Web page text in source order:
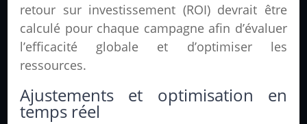
retour sur investissement (ROI) devrait être
calculé pour chaque campagne afin d’évaluer
l’efficacité globale et d’optimiser les
ressources.
Ajustements et optimisation en
temps réel